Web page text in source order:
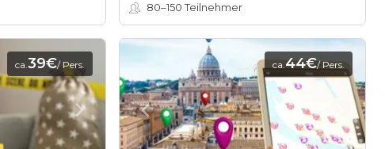
80–150Teilnehmer
ca.39€/ Pers. ca.44€/ Pers.